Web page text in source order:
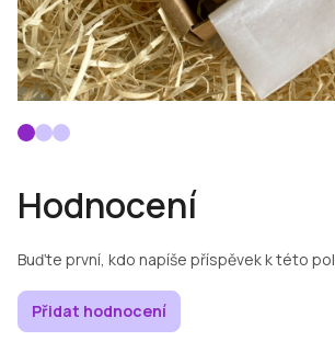
Hodnocení
Buďte první, kdo napíše příspěvek k této
Přidat hodnocení